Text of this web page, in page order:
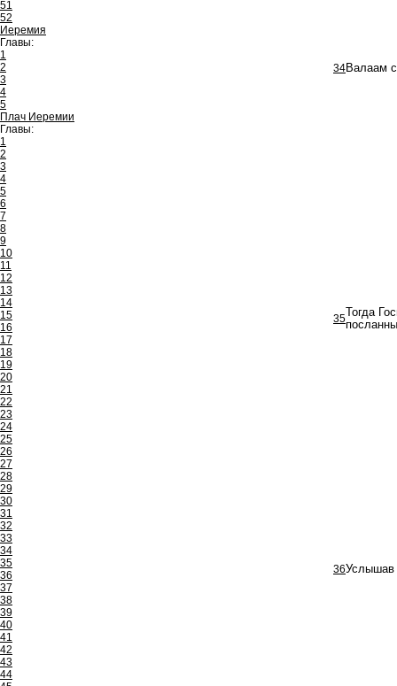
51
52
Иеремия
Главы:
1
2
3
4
5
Плач Иеремии
Главы:
1
2
3
4
5
6
7
8
9
10
11
12
13
14
15
16
17
18
19
20
21
22
23
24
25
26
27
28
29
30
31
32
33
34
35
36
37
38
39
40
41
42
43
44
34Валаам
35 Тогда
36Услышав